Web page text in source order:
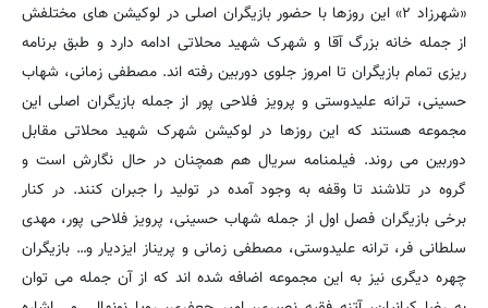
«شهرزاد ۲» این روزها با حضور بازیگران اصلی در لوکیشن های مختلفش
از جمله خانه بزرگ آقا و شهرک شهید محلاتی ادامه دارد و طبق برنامه
ریزی تمام بازیگران تا امروز جلوی دوربین رفته اند. مصطفی زمانی، شهاب
حسینی، ترانه علیدوستی و پرویز فلاحی پور از جمله بازیگران اصلی این
مجموعه هستند که این روزها در لوکیشن شهرک شهید محلاتی مقابل
دوربین می روند. فیلمنامه سریال هم همچنان در حال نگارش است و
گروه در تلاشند تا وقفه به وجود آمده در تولید را جبران کنند. در کنار
برخی بازیگران فصل اول از جمله شهاب حسینی، پرویز فلاحی پور، مهدی
سلطانی فر، ترانه علیدوستی، مصطفی زمانی و پریناز ایزدیار و… بازیگران
چهره دیگری نیز به این مجموعه اضافه شده اند که از آن جمله می توان